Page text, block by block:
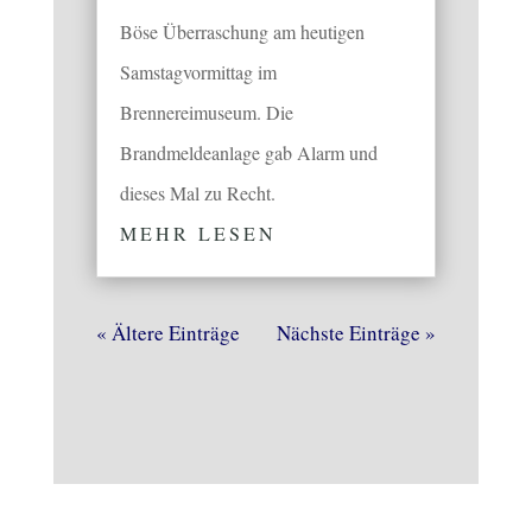
Böse Überraschung am heutigen
Samstagvormittag im
Brennereimuseum. Die
Brandmeldeanlage gab Alarm und
dieses Mal zu Recht.
MEHR LESEN
« Ältere Einträge Nächste Einträge »